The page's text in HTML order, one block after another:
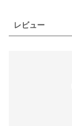
レビュー